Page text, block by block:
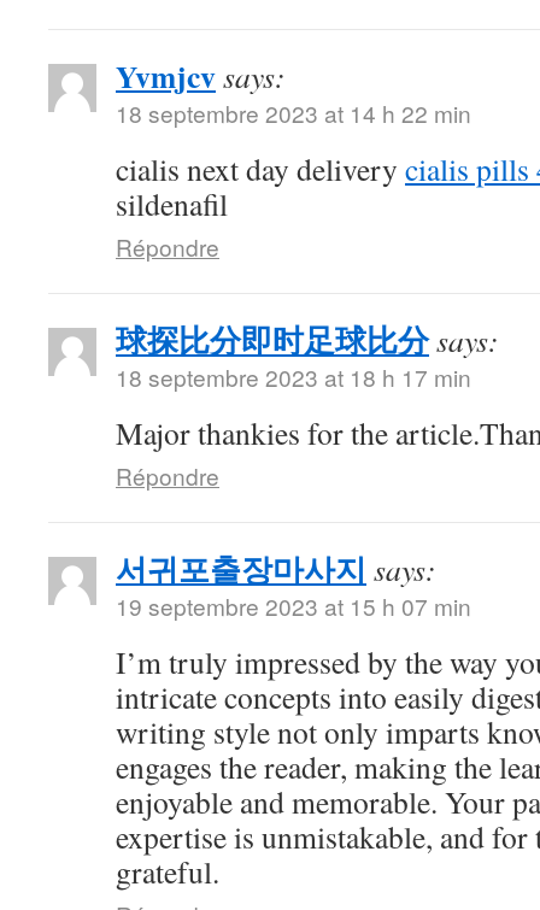
Yvmjcvsays:
18 septembre 2023 at 14 h 22 min
cialis next day delivery cialis pills
sildenafil
Répondre
球探比分即时足球比分says:
18 septembre 2023 at 18 h 17 min
Major thankies for the
Répondre
서귀포출장마사지 says:
19 septembre 2023 at 15 h 07 min
I’m truly impressed by the way
intricate concepts into easily
writing style not only imparts
engages the reader, making the
enjoyable and memorable. Your
expertise is unmistakable, and for
grateful.